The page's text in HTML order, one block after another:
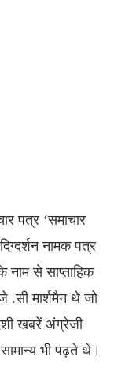
पत्र ‘समाचार
नामक पत्र
नाम से साप्ताहिक
मार्शमैन थे जो
खबरें अंग्रेजी
भी पढ़ते थे।